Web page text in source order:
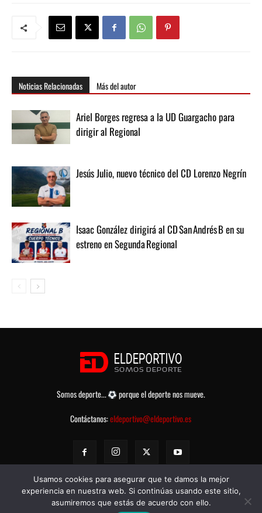
Noticias Relacionadas Más del autor
Ariel Borges regresa a la UD Guargacho para
dirigir al Regional
Jesús Julio, nuevo técnico del CD Lorenzo Negrín
Isaac González dirigirá al CD San Andrés B en su
estreno en Segunda Regional
Somos deporte...
porque el deporte nos mueve.
Contáctanos:eldeportivo@eldeportivo.es
Usamos cookies para asegurar que te damos la mejor
experiencia en nuestra web. Si continúas usando este sitio,
asumiremos que estás de acuerdo con ello.